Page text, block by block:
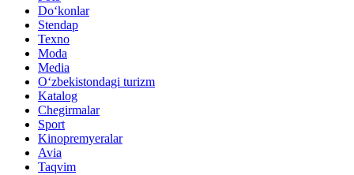
Do‘konlar
Stendap
Texno
Moda
Media
O‘zbekistondagi turizm
Katalog
Chegirmalar
Sport
Kinopremyeralar
Avia
Taqvim